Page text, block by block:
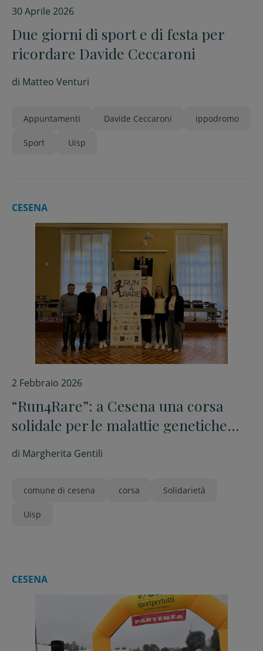
30 Aprile 2026
Due giorni di sport e di festa per
ricordare Davide Ceccaroni
di Matteo Venturi
Appuntamenti Davide Ceccaroni ippodromo
Sport Uisp
CESENA
2 Febbraio 2026
“Run4Rare”: a Cesena una corsa
solidale per le malattie genetiche
rare nei bambini
di Margherita Gentili
comune di cesena corsa Solidarietà
Uisp
CESENA